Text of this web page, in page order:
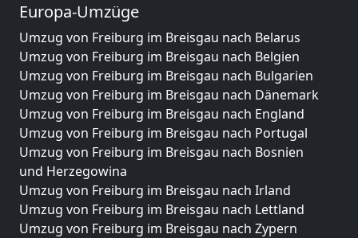
Europa-Umzüge
Umzug von Freiburg im Breisgau nach Belarus
Umzug von Freiburg im Breisgau nach Belgien
Umzug von Freiburg im Breisgau nach Bulgarien
Umzug von Freiburg im Breisgau nach Dänemark
Umzug von Freiburg im Breisgau nach England
Umzug von Freiburg im Breisgau nach Portugal
Umzug von Freiburg im Breisgau nach Bosnien
und Herzegowina
Umzug von Freiburg im Breisgau nach Irland
Umzug von Freiburg im Breisgau nach Lettland
Umzug von Freiburg im Breisgau nach Zypern